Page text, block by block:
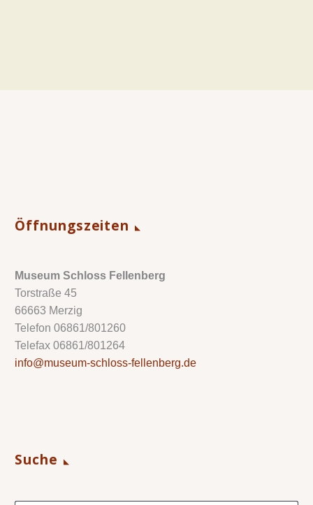
Öffnungszeiten
Museum Schloss Fellenberg
Torstraße 45
66663 Merzig
Telefon 06861/801260
Telefax 06861/801264
info@museum-schloss-fellenberg.de
Suche